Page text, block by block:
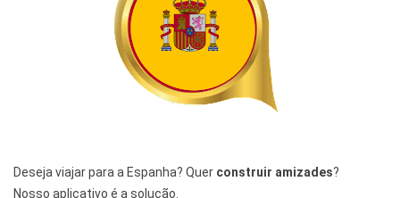
Deseja viajar para a Espanha? Quer construir amizades?
Nosso aplicativo é a solução.